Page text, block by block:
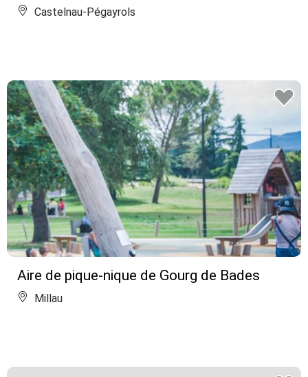
Castelnau-Pégayrols
Aire de pique-nique de Gourg de Bades
Millau